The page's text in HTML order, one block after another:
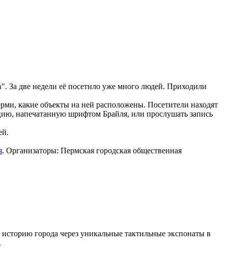
За две недели её посетило уже много людей. Приходили
какие объекты на ней расположены. Посетители находят
напечатанную шрифтом Брайля, или прослушать запись
. Организаторы: Пермская городская общественная
города через уникальные тактильные экспонаты в